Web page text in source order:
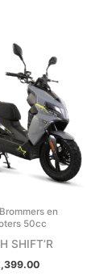
en
50cc
SHIFT’R